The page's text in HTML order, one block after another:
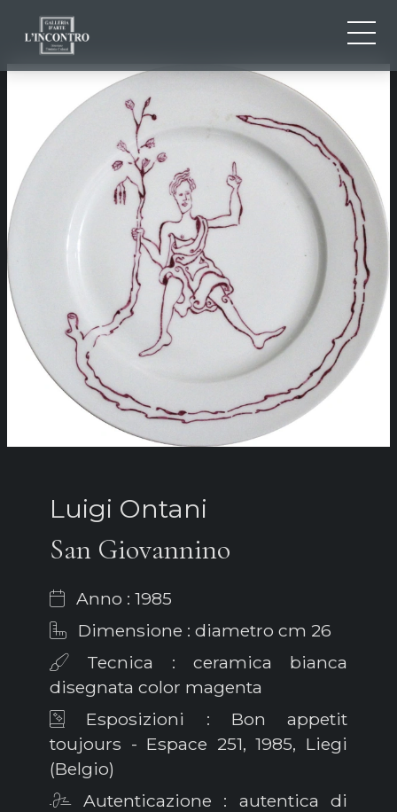
FR
CHI SIAMO
NEWS ED EVENTI
ARTISTI E OPERE
Luigi Ontani
San Giovannino
Anno : 1985
Dimensione : diametro cm 26
Tecnica : ceramica bianca
disegnata color magenta
Esposizioni : Bon appetit
toujours - Espace 251, 1985, Liegi
(Belgio)
Autenticazione : autentica di